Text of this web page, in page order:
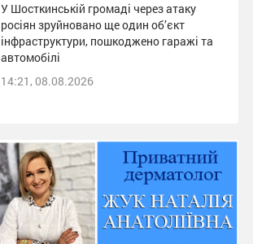
У Шосткинській громаді через атаку
росіян зруйновано ще один об’єкт
інфраструктури, пошкоджено гаражі та
автомобілі
14:21, 08.08.2026